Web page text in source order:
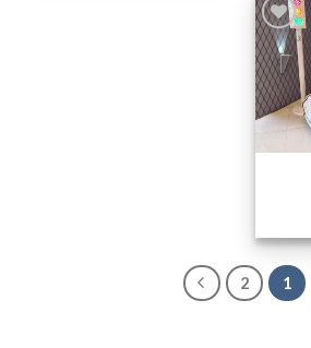
افزودن
به
علاقه
مندی
54,000,000 تومان
تومان
1
2